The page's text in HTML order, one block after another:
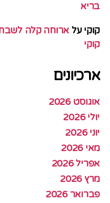
בריא
קוקי על ארוחה קלה לשבת
קוקי
ארכיונים
אוגוסט 2026
יולי 2026
יוני 2026
מאי 2026
אפריל 2026
מרץ 2026
פברואר 2026